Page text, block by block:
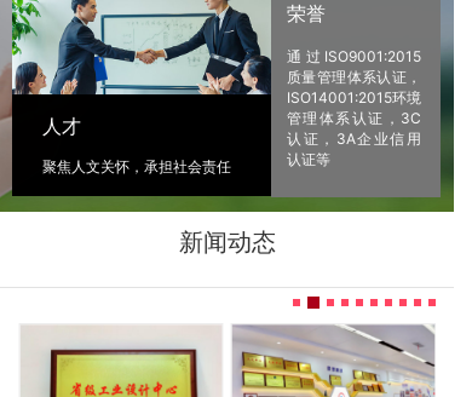
人才
聚焦人文关怀，承担社会责任
荣誉
通过ISO9001:2015
质量管理体系认证，
ISO14001:2015环境
管理体系认证，3C
认证，3A企业信用
认证等
新闻动态